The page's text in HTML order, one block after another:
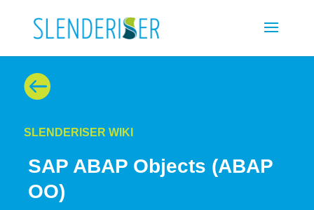

SLENDERISER WIKI
SAP ABAP Objects (ABAP
OO)